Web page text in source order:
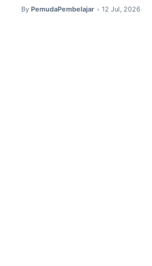
By PemudaPembelajar • 12 Jul, 2026